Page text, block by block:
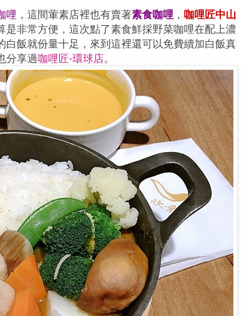
哩 ，這間葷素店裡也有賣著素食咖哩 ， 咖哩匠中山
非常方便，這次點了素食鮮採野菜咖哩在配上濃
飯就份量十足，來到這裡還可以免費續加白飯真
分享過咖哩匠-環球店。